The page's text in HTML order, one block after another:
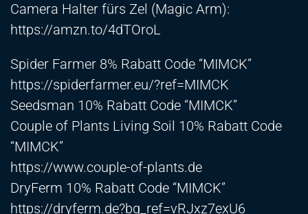
Camera Halter fürs Zel (Magic Arm):
https://amzn.to/4dTOroL
Spider Farmer 8% Rabatt Code “MIMCK”
https://spiderfarmer.eu/?ref=MIMCK
Seedsman 10% Rabatt Code “MIMCK”
Couple of Plants Living Soil 10% Rabatt Code
“MIMCK”
https://www.couple-of-plants.de
DryFerm 10% Rabatt Code “MIMCK”
https://dryferm.de?bg_ref=vRJxz7exU6